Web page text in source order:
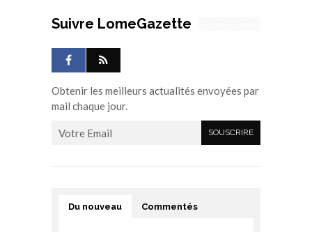
Suivre LomeGazette
Obtenir les meilleurs actualités envoyées par
mail chaque jour.
Du nouveau Commentés